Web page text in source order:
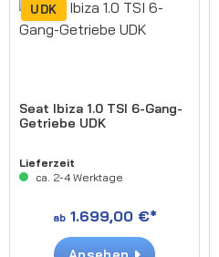
UDK
Seat Ibiza 1.0 TSI 6-Gang-
Getriebe UDK
Lieferzeit
ca. 2-4 Werktage
ab1.699,00 €*